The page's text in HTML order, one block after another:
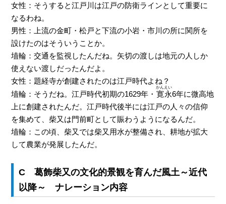
女性：そうすると江戸川は江戸の防衛ラインとして重要に
なるわね。
男性：上流の金町・松戸と下流の小岩・市川の所に関所を
設けたのはそういうことか。
埴輪：交通を監視したんだね。矢切の渡しは地元の人しか
使えない渡しだったんだよ。
女性：題経寺が創建されたのは江戸時代よね？
埴輪：そうだね。江戸時代初期の1629年・ 寛永
かんえい
6年に微高地
上に創建されたんだ。江戸時代後半には江戸の人々の信仰
を集めて、柴又は門前町として賑わうようになるんだ。
埴輪：この頃、柴又では柴又用水が整備され、耕地が拡大
して農業が発展したんだ。
C 葛飾柴又の文化的景観を育んだ風土～近代
以降～ ナレーション内容